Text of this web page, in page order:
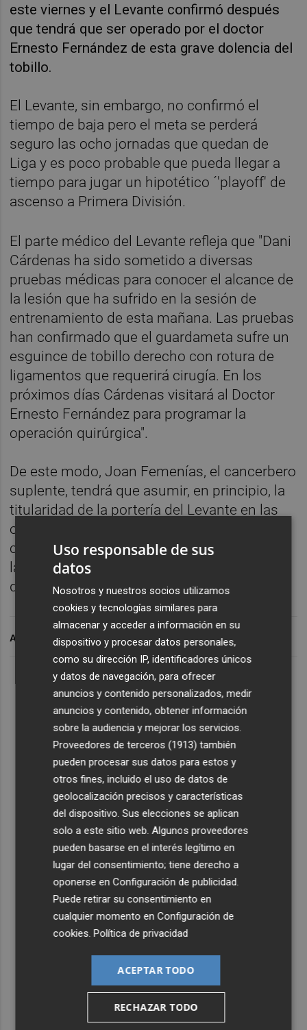
este viernes y el Levante confirmó después
que tendrá que ser operado por el doctor
Ernesto Fernández de esta grave dolencia del
tobillo.
El Levante, sin embargo, no confirmó el
tiempo de baja pero el meta se perderá
seguro las ocho jornadas que quedan de
Liga y es poco probable que pueda llegar a
tiempo para jugar un hipotético ´'playoff' de
ascenso a Primera División.
El parte médico del Levante refleja que "Dani
Cárdenas ha sido sometido a diversas
pruebas médicas para conocer el alcance de
la lesión que ha sufrido en la sesión de
entrenamiento de esta mañana. Las pruebas
han confirmado que el guardameta sufre un
esguince de tobillo derecho con rotura de
ligamentos que requerirá cirugía. En los
próximos días Cárdenas visitará al Doctor
Ernesto Fernández para programar la
operación quirúrgica".
De este modo, Joan Femenías, el cancerbero
suplente, tendrá que asumir, en principio, la
titularidad de la portería del Levante en las
ocho jornadas que faltan para acabar el
curso y que el equipo valenciano afronta en
la quinta posición con 60 puntos y a cuatro
del líder.
ARCHIVADO EN
Uso responsable de sus
datos
Nosotros y nuestros socios utilizamos
cookies y tecnologías similares para
almacenar y acceder a información en su
dispositivo y procesar datos personales,
como su dirección IP, identificadores únicos
y datos de navegación, para ofrecer
anuncios y contenido personalizados, medir
anuncios y contenido, obtener información
sobre la audiencia y mejorar los servicios.
Proveedores de terceros (1913) también
pueden procesar sus datos para estos y
otros fines, incluido el uso de datos de
geolocalización precisos y características
del dispositivo. Sus elecciones se aplican
solo a este sitio web. Algunos proveedores
pueden basarse en el interés legítimo en
lugar del consentimiento; tiene derecho a
oponerse enConfiguración de publicidad
Puede retirar su consentimiento en
cualquier momento enConfiguración de
cookies .Política de privacidad
ACEPTAR TODO
RECHAZAR TODO